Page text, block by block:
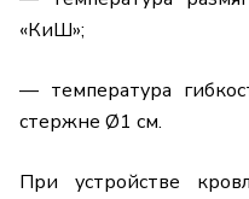
«КиШ»;
— температура
стержне Ø1 см.
При устройстве